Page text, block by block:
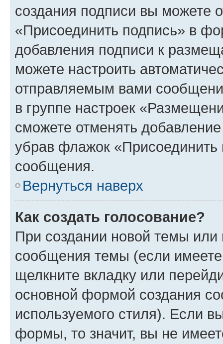
создания подписи вы можете
«Присоединить подпись» в
добавления подписи к
можете настроить
отправляемым вами
в группе настроек
сможете отменять
убрав флажок
сообщения.
Вернуться наверх
Как создать голосование?
При создании новой темы или
сообщения темы (если
щелкните вкладку или
основной формой создания
используемого стиля). Если
формы, то значит, вы не